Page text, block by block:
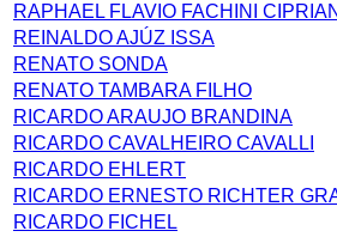
RAPHAEL FLAVIO FACHINI CIPRIANI
REINALDO AJÚZ ISSA
RENATO SONDA
RENATO TAMBARA FILHO
RICARDO ARAUJO BRANDINA
RICARDO CAVALHEIRO CAVALLI
RICARDO EHLERT
RICARDO ERNESTO RICHTER
RICARDO FICHEL